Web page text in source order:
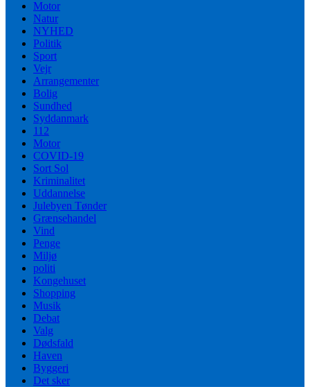
Motor
Natur
NYHED
Politik
Sport
Vejr
Arrangementer
Bolig
Sundhed
Syddanmark
112
Motor
COVID-19
Sort Sol
Kriminalitet
Uddannelse
Julebyen Tønder
Grænsehandel
Vind
Penge
Miljø
politi
Kongehuset
Shopping
Musik
Debat
Valg
Dødsfald
Haven
Byggeri
Det sker